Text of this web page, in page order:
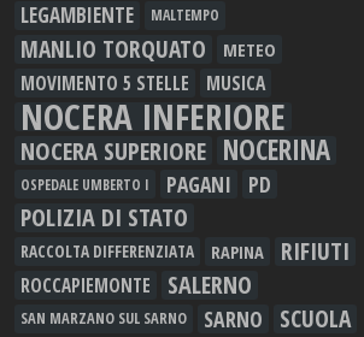
LEGAMBIENTE MALTEMPO
MANLIO TORQUATO METEO
MOVIMENTO 5 STELLE MUSICA
NOCERA INFERIORE
NOCERA SUPERIORE NOCERINA
OSPEDALE UMBERTO I PAGANI PD
POLIZIA DI STATO
RACCOLTA DIFFERENZIATA RAPINA RIFIUTI
ROCCAPIEMONTE SALERNO
SAN MARZANO SUL SARNO SARNO SCUOLA